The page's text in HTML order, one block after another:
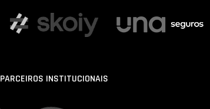
PARCEIROS INSTITUCIONAIS